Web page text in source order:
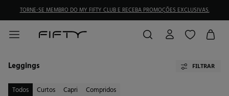
TORNE-SE MEMBRO DO MY FIFTY CLUB E RECEBA PROMOÇÕES EXCLUSIVAS.
Leggings FILTRAR
Todos Curtos Capri Compridos